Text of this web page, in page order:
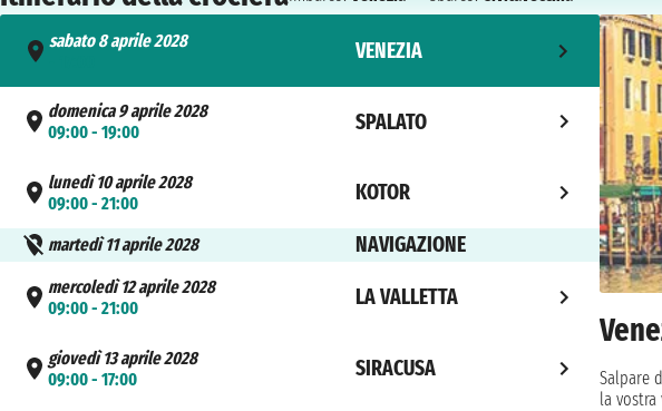
sabato 8 aprile 2028
VENEZIA
domenica 9 aprile 2028
09:00 - 19:00
SPALATO
lunedì 10 aprile 2028
09:00 - 21:00
KOTOR
martedì 11 aprile 2028 NAVIGAZIONE
mercoledì 12 aprile 2028
09:00 - 21:00
LA VALLETTA
giovedì 13 aprile 2028
09:00 - 17:00
SIRACUSA Salpare
la